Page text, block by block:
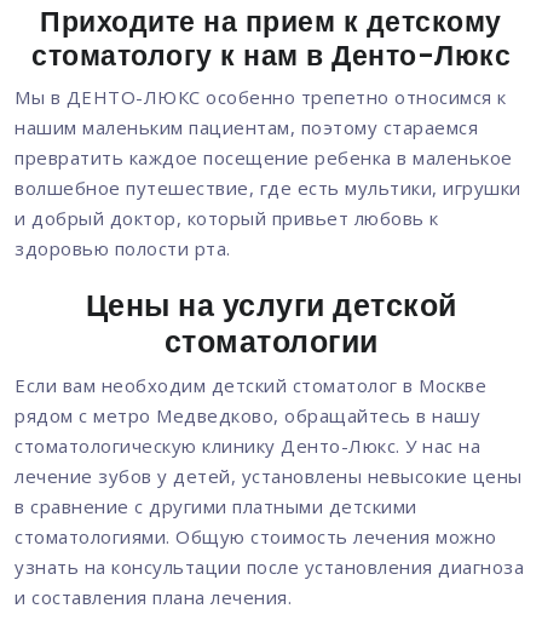
Приходите на прием к детскому
стоматологу к нам в Денто-Люкс
Мы в ДЕНТО-ЛЮКС особенно трепетно относимся к
нашим маленьким пациентам, поэтому стараемся
превратить каждое посещение ребенка в маленькое
волшебное путешествие, где есть мультики, игрушки
и добрый доктор, который привьет любовь к
здоровью полости рта.
Цены на услуги детской
стоматологии
Если вам необходим детский стоматолог в Москве
рядом с метро Медведково, обращайтесь в нашу
стоматологическую клинику Денто-Люкс. У нас на
лечение зубов у детей, установлены невысокие цены
в сравнение с другими платными детскими
стоматологиями. Общую стоимость лечения можно
узнать на консультации после установления диагноза
и составления плана лечения.